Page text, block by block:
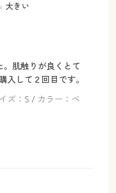
大きい
肌触りが良くとて
入して２回目です。
ズ：S / カラー：ベ